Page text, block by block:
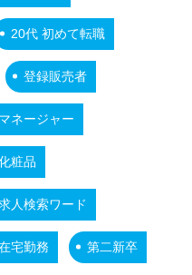
20代 初めて転職
登録販売者
ネージャー
粧品
人検索ワード
宅勤務 第二新卒